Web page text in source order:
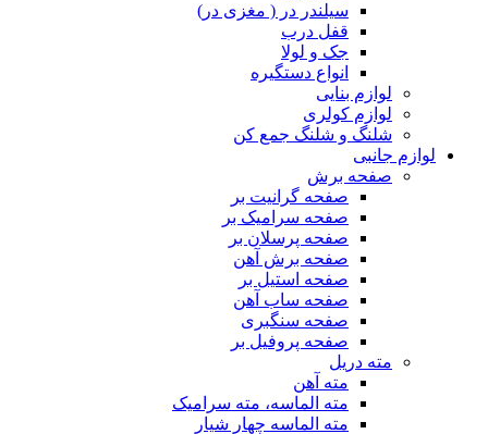
سیلندر در ( مغزی در)
قفل درب
جک و لولا
انواع دستگیره
لوازم بنایی
لوازم کولری
شلنگ و شلنگ جمع کن
لوازم جانبی
صفحه برش
صفحه گرانیت بر
صفحه سرامیک بر
صفحه پرسلان بر
صفحه برش آهن
صفحه استیل بر
صفحه ساب آهن
صفحه سنگبری
صفحه پروفیل بر
مته دریل
مته آهن
مته الماسه، مته سرامیک
مته الماسه چهار شیار